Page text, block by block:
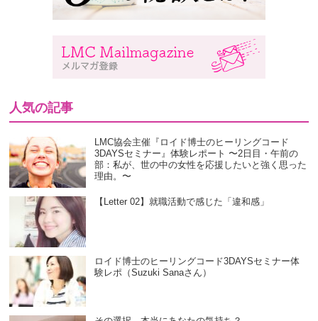
人気の記事
LMC協会主催『ロイド博士のヒーリングコード
3DAYSセミナー』体験レポート 〜2日目・午前の
部：私が、世の中の女性を応援したいと強く思った
理由。〜
【Letter 02】就職活動で感じた「違和感」
ロイド博士のヒーリングコード3DAYSセミナー体
験レポ（Suzuki Sanaさん）